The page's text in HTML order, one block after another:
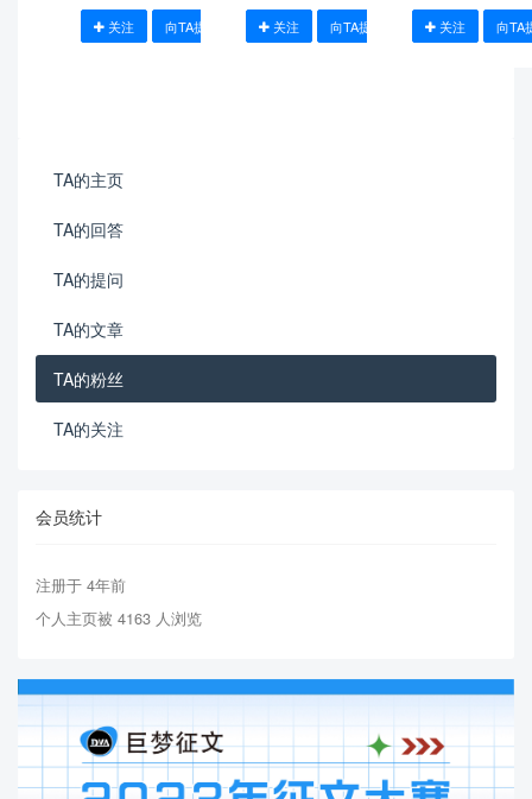
关注 向TA提问 关注 向TA提问 关注 向TA
TA的主页
TA的回答
TA的提问
TA的文章
TA的粉丝
TA的关注
会员统计
注册于 4年前
个人主页被 4163 人浏览